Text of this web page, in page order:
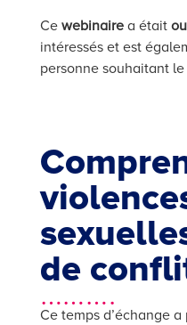
Ce webinairea était
intéressés et est
personne souhaitant le
de
……….
Ce temps d’échange